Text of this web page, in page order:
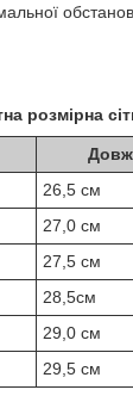
розмірна
26,5 см
27,0 см
27,5 см
28,5см
29,0 см
29,5 см